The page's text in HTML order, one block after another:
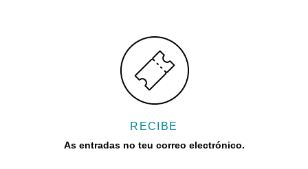
RECIBE
As entradas no teu correo electrónico.